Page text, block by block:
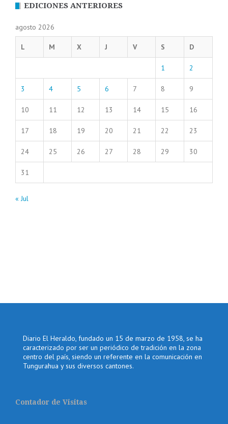
EDICIONES ANTERIORES
agosto 2026
L M X J V S D
1 2
3 4 5 6 7 8 9
10 11 12 13 14 15 16
17 18 19 20 21 22 23
24 25 26 27 28 29 30
31
« Jul
Diario El Heraldo, fundado un 15 de marzo de 1958, se ha
caracterizado por ser un periódico de tradición en la zona
centro del país, siendo un referente en la comunicación en
Tungurahua y sus diversos cantones.
Contador de Visitas